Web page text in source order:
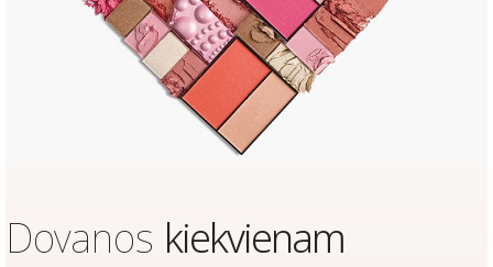
Dovanos kiekvienam